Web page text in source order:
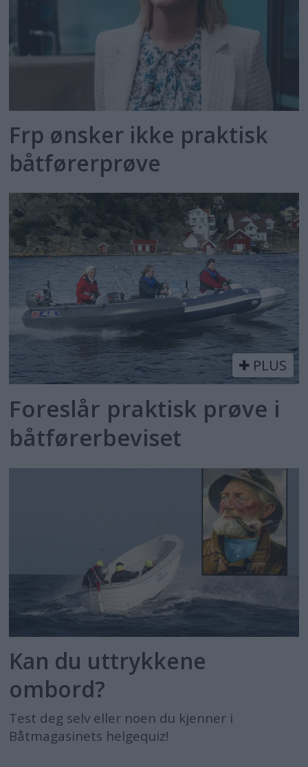
Frp ønsker ikke praktisk
båtførerprøve
PLUS
Foreslår praktisk prøve i
båtførerbeviset
Kan du uttrykkene
ombord?
Test deg selv eller noen du kjenner i
Båtmagasinets helgequiz!